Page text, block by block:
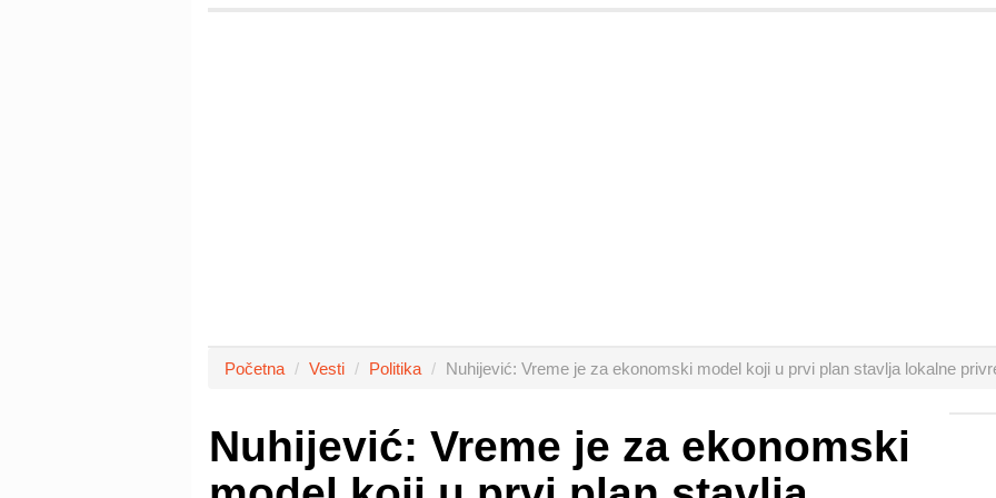
Početna Vesti Politika Nuhijević: Vreme je za ekonomski model koji u prvi plan stavlja lokalne
Nuhijević: Vreme je za ekonomski